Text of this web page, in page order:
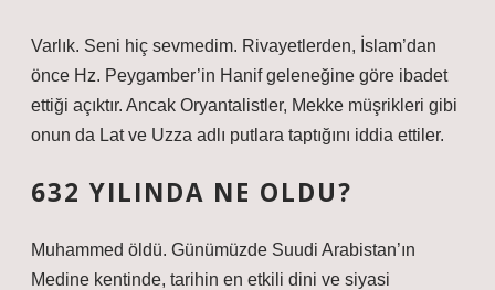
Varlık. Seni hiç sevmedim. Rivayetlerden, İslam’dan
önce Hz. Peygamber’in Hanif geleneğine göre ibadet
ettiği açıktır. Ancak Oryantalistler, Mekke müşrikleri gibi
onun da Lat ve Uzza adlı putlara taptığını iddia ettiler.
632 YILINDA NE OLDU?
Muhammed öldü. Günümüzde Suudi Arabistan’ın
Medine kentinde, tarihin en etkili dini ve siyasi